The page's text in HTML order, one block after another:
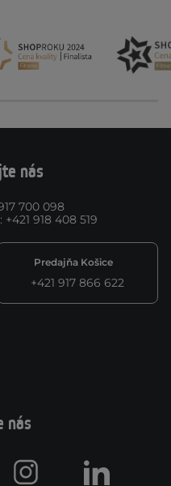
nás
700 098
: +421 918 408 519
Predajňa Košice
+421 917 866 622
nás
Instagram LinkedIn